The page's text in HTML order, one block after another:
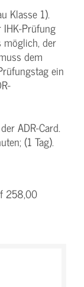
Klasse 1).
IHK-Prüfung
möglich, der
dem
ein
ADR-Card.
(1 Tag).
258,00